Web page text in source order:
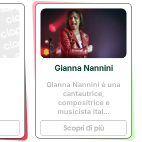
Gianna Nannini
Gianna Nannini è una
cantautrice,
compositrice e
musicista ital...
Scopri di più